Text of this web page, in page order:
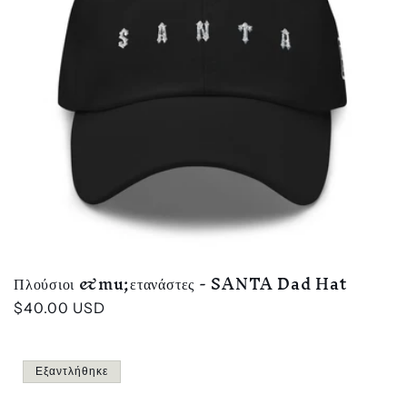
Πλούσιοι &mu;ετανάστες - SANTA Dad Hat
Κανονική
$40.00 USD
Εξαντλήθηκε